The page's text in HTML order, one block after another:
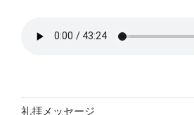
礼拝メッセージ